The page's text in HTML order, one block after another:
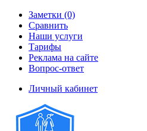
Заметки (0)
Сравнить
Наши услуги
Тарифы
Реклама на сайте
Вопрос-ответ
Личный кабинет